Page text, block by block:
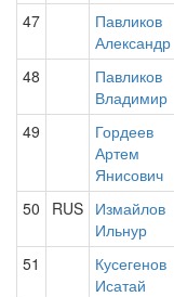
47
Павликов
Александр
48
Павликов
Владимир
49
Гордеев
Артем
Янисович
50 RUS Измайлов
Ильнур
51
Кусегенов
Исатай